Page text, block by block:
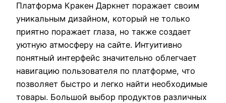
Платформа Кракен Даркнет поражает своим
уникальным дизайном, который не только
приятно поражает глаза, но также создает
уютную атмосферу на сайте. Интуитивно
понятный интерфейс значительно облегчает
навигацию пользователя по платформе, что
позволяет быстро и легко найти необходимые
товары. Большой выбор продуктов различных